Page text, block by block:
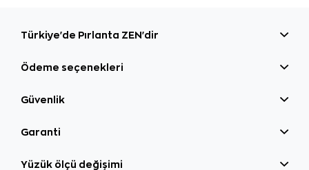
Türkiye'de Pırlanta ZEN'dir
Ödeme seçenekleri
Güvenlik
Garanti
Yüzük ölçü değişimi